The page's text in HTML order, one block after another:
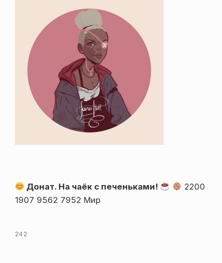
Донат. На чаёк с печеньками!
2200
1907 9562 7952 Мир
242